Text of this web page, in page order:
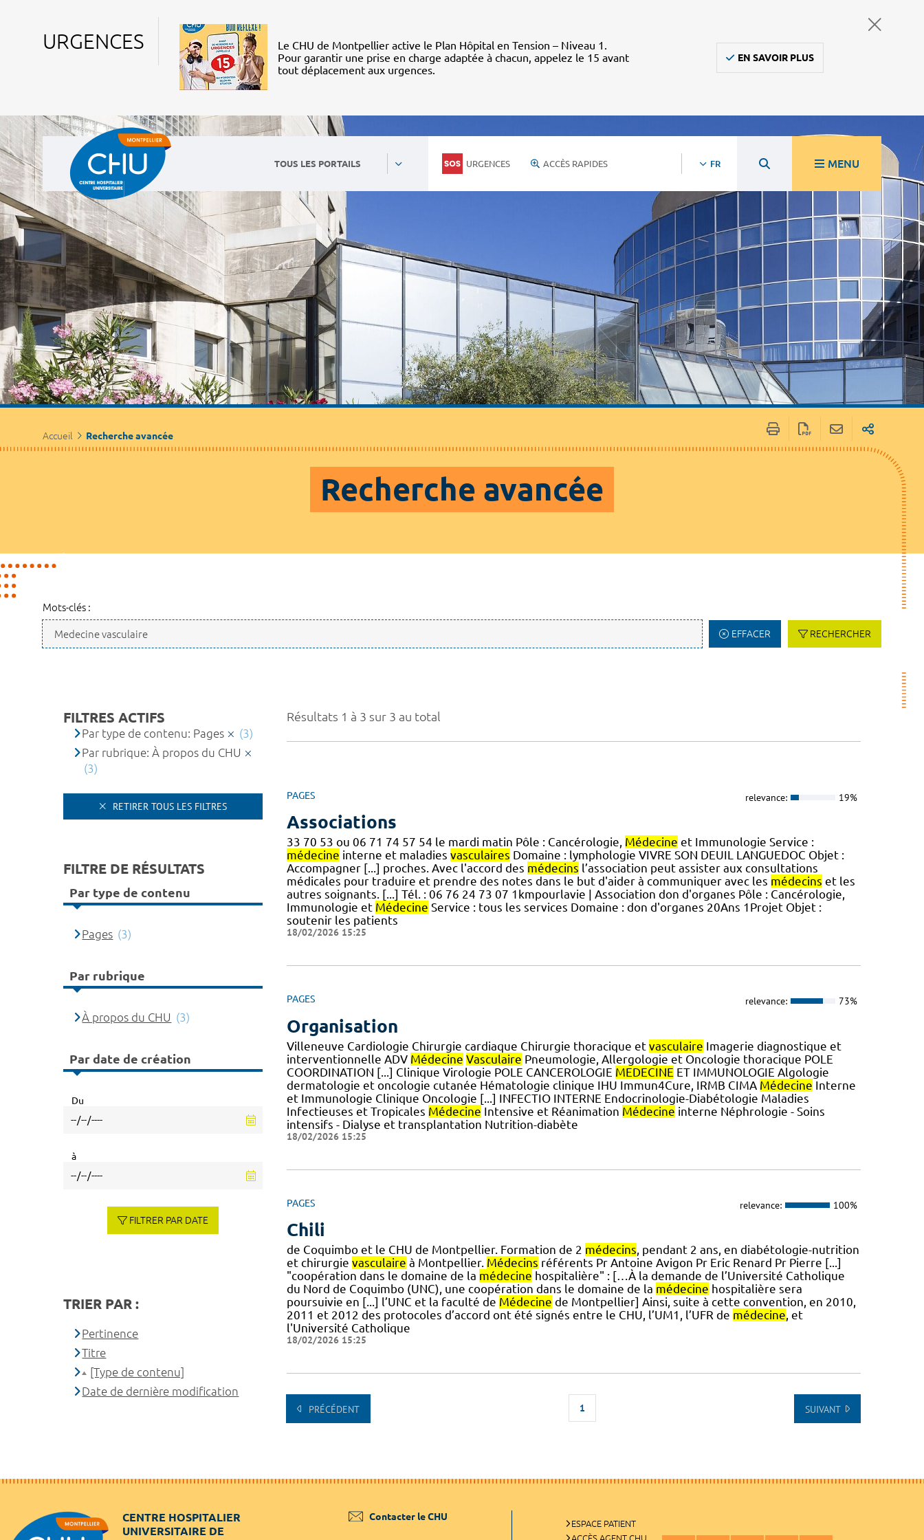
URGENCES
Le CHU de Montpellier active le Plan Hôpital en Tension – Niveau 1.
Pour garantir une prise en charge adaptée à chacun, appelez le 15 avant
tout déplacement aux urgences.
EN SAVOIR PLUS
TOUS LES PORTAILS URGENCES ACCÈS RAPIDES FR MENU
Accueil Recherche avancée
Recherche avancée
Mots-clés :
EFFACER RECHERCHER
Résultats 1 à 3 sur 3 au total
PAGES relevance: 19%
Associations
33 70 53 ou 06 71 74 57 54 le mardi matin Pôle : Cancérologie, Médecine et Immunologie Service :
médecine interne et maladies vasculaires Domaine : lymphologie VIVRE SON DEUIL LANGUEDOC Objet :
Accompagner [...] proches. Avec l'accord des médecins l’association peut assister aux consultations
médicales pour traduire et prendre des notes dans le but d'aider à communiquer avec les médecins et les
autres soignants. [...] Tél. : 06 76 24 73 07 1kmpourlavie | Association don d'organes Pôle : Cancérologie,
Immunologie et Médecine Service : tous les services Domaine : don d'organes 20Ans 1Projet Objet :
soutenir les patients
18/02/2026 15:25
PAGES relevance: 73%
Organisation
Villeneuve Cardiologie Chirurgie cardiaque Chirurgie thoracique et vasculaire Imagerie diagnostique et
interventionnelle ADV Médecine Vasculaire Pneumologie, Allergologie et Oncologie thoracique POLE
COORDINATION [...] Clinique Virologie POLE CANCEROLOGIE MEDECINE ET IMMUNOLOGIE Algologie
dermatologie et oncologie cutanée Hématologie clinique IHU Immun4Cure, IRMB CIMA Médecine Interne
et Immunologie Clinique Oncologie [...] INFECTIO INTERNE Endocrinologie-Diabétologie Maladies
Infectieuses et Tropicales Médecine Intensive et Réanimation Médecine interne Néphrologie - Soins
intensifs - Dialyse et transplantation Nutrition-diabète
18/02/2026 15:25
PAGES relevance: 100%
Chili
de Coquimbo et le CHU de Montpellier. Formation de 2 médecins, pendant 2 ans, en diabétologie-nutrition
et chirurgie vasculaire à Montpellier. Médecins référents Pr Antoine Avigon Pr Eric Renard Pr Pierre [...]
"coopération dans le domaine de la médecine hospitalière" : […À la demande de l’Université Catholique
du Nord de Coquimbo (UNC), une coopération dans le domaine de la médecine hospitalière sera
poursuivie en [...] l’UNC et la faculté de Médecine de Montpellier] Ainsi, suite à cette convention, en 2010,
2011 et 2012 des protocoles d’accord ont été signés entre le CHU, l’UM1, l’UFR de médecine, et
l'Université Catholique
18/02/2026 15:25
PRÉCÉDENT 1 SUIVANT
FILTRES ACTIFS
Par type de contenu: Pages
(3)
Par rubrique: À propos du CHU
(3)
RETIRER TOUS LES FILTRES
FILTRE DE RÉSULTATS
Par type de contenu
Pages (3)
Par rubrique
À propos du CHU (3)
Par date de création
Du
à
FILTRER PAR DATE
TRIER PAR :
Pertinence
Titre
[Type de contenu]
Date de dernière modification
CENTRE HOSPITALIER
UNIVERSITAIRE DE
Contacter le CHU
ESPACE PATIENT
ACCÈS AGENT CHU